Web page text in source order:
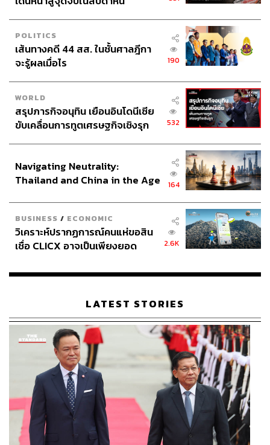
POLITICS
เส้นทางคดี 44 สส. ในชั้นศาลฎีกา
จะรู้ผลเมื่อไร
190
WORLD
สรุปภารกิจอนุทิน เยือนอินโดนีเซีย
ขับเคลื่อนการทูตเศรษฐกิจเชิงรุก
532
Navigating Neutrality:
Thailand and China in the Age
164
BUSINESS / ECONOMIC
วิเคราะห์ปรากฏการณ์คนแห่ขอสิน
เชื่อ CLICX อาจเป็นเพียงยอด
เรือนไทยที่ถูกซุกไว้
2.6K
LATEST STORIES